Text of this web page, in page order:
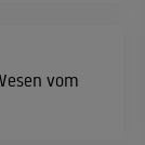
vom